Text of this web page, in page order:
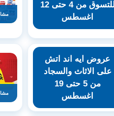
للتسوق من 4 حتى 12
اغسطس
عروض ايه اند اتش
على الاثاث والسجاد
من 5 حتى 19
اغسطس